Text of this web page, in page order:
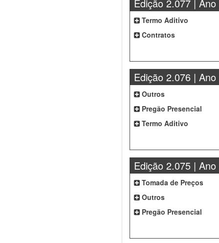
Edição 2.077 | Ano
Termo Aditivo
Contratos
Edição 2.076 | Ano
Outros
Pregão Presencial
Termo Aditivo
Edição 2.075 | Ano
Tomada de Preços
Outros
Pregão Presencial